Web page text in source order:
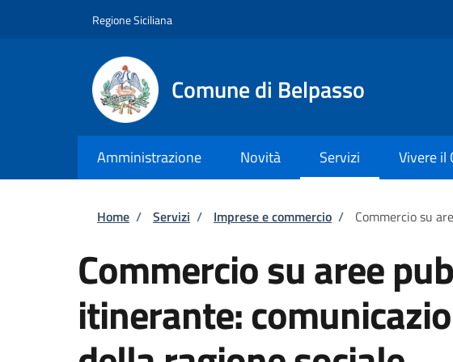
Regione Siciliana
Comune di Belpasso
Amministrazione Novità Servizi Vivere il
Briciole di pane
Home / Servizi / Imprese e commercio / Commercio su
Commercio su aree
itinerante: